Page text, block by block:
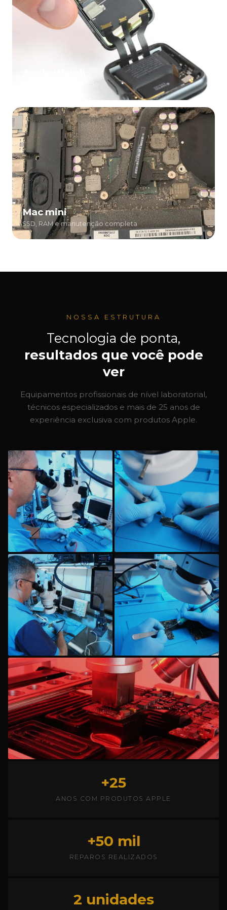
Mac mini
SSD, RAM e manutenção completa
NOSSA ESTRUTURA
Tecnologia de ponta,
resultados que você pode
ver
Equipamentos profissionais de nível laboratorial,
técnicos especializados e mais de 25 anos de
experiência exclusiva com produtos Apple.
+25
ANOS COM PRODUTOS APPLE
+50 mil
REPAROS REALIZADOS
2 unidades